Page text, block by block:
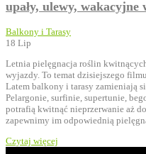
upały, ulewy, wakacyjne
Balkony i Tarasy
18 Lip
Letnia pielęgnacja roślin
wyjazdy. To temat dzisiejszego
Latem balkony i tarasy zamieniają
Pelargonie, surfinie, supertunie,
potrafią kwitnąć nieprzerwanie aż
zapewnimy im odpowiednią
Czytaj więcej